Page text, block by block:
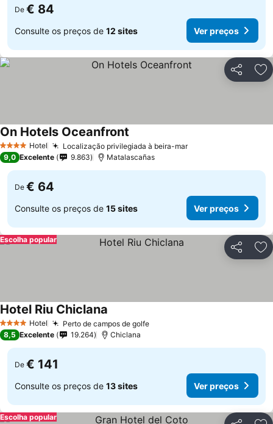
De € 84
Consulte os preços de 12 sites Ver preços
Partilhar
4 EstrelasHotel Localização privilegiada à beira-mar
On Hotels Oceanfront
9,0 Excelente 9.863 Matalascañas
De € 64
Consulte os preços de 15 sites Ver preços
Partilhar
Escolha popular
4 EstrelasHotel Perto de campos de golfe
Hotel Riu Chiclana
8,5 Excelente 19.264 Chiclana
De € 141
Consulte os preços de 13 sites Ver preços
Escolha popular